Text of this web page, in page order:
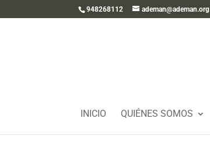
948268112 ademan@ademan.org
INICIO QUIÉNES SOMOS